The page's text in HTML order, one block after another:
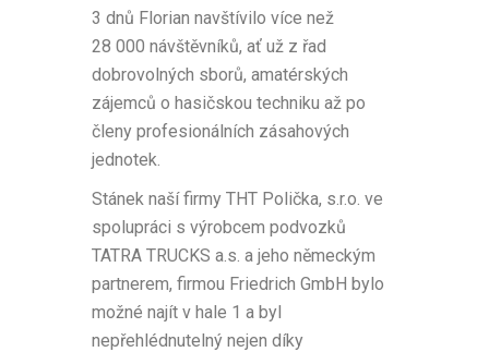
3 dnů Florian navštívilo více než
28 000 návštěvníků, ať už z řad
dobrovolných sborů, amatérských
zájemců o hasičskou techniku až po
členy profesionálních zásahových
jednotek.
Stánek naší firmy THT Polička, s.r.o. ve
spolupráci s výrobcem podvozků
TATRA TRUCKS a.s. a jeho německým
partnerem, firmou Friedrich GmbH bylo
možné najít v hale 1 a byl
nepřehlédnutelný nejen díky